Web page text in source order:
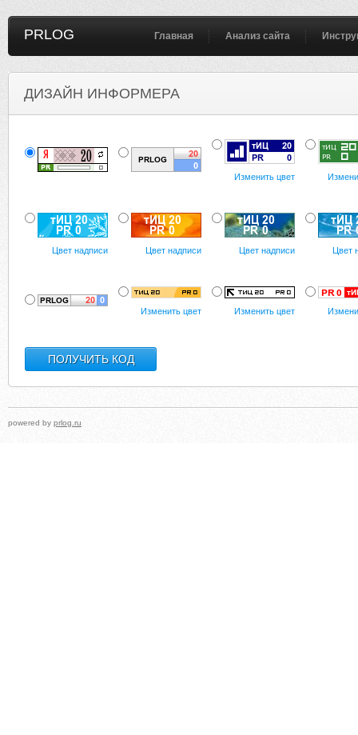
PRLOG Главная Анализ сайта
ДИЗАЙН ИНФОРМЕРА
Изменить цвет
Цвет надписи Цвет надписи Цвет надписи Цвет
Изменить цвет Изменить цвет
powered by prlog.ru